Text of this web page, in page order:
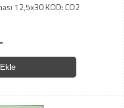
12,5x30 KOD: CO2